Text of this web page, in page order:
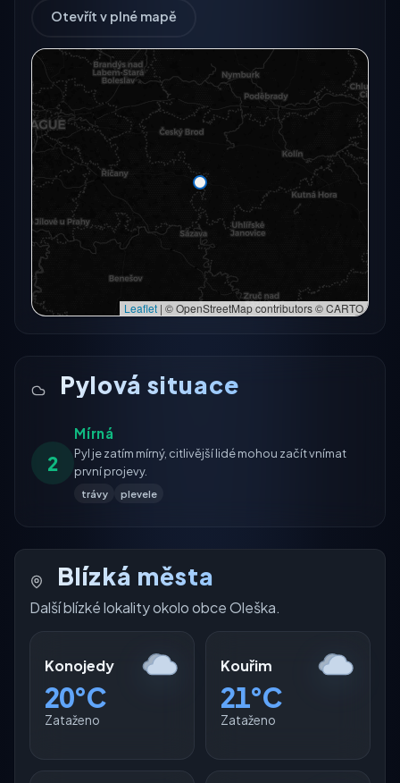
Otevřít v plné mapě
Radarový snímek momentálně není dostupný.
Otevřít v plné mapě
Zkusit znovu
Otevřít v plné mapě →
Leaflet | © OpenStreetMap contributors © CARTO
Pylová situace
2
Mírná
Pyl je zatím mírný, citlivější lidé mohou začít vnímat
první projevy.
trávy plevele
Blízká města
Další blízké lokality okolo obce Oleška.
Konojedy
20°C
Zataženo
Kouřim
21°C
Zataženo